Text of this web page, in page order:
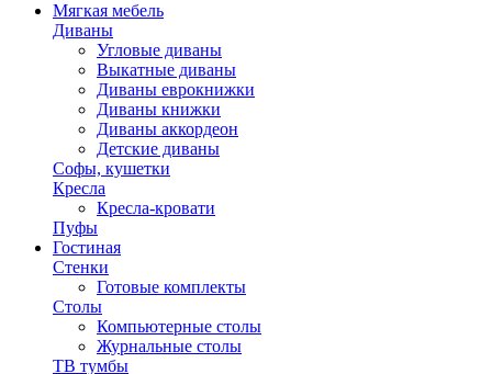
Мягкая мебель
Диваны
Угловые диваны
Выкатные диваны
Диваны еврокнижки
Диваны книжки
Диваны аккордеон
Детские диваны
Софы, кушетки
Кресла
Кресла-кровати
Пуфы
Гостиная
Стенки
Готовые комплекты
Столы
Компьютерные столы
Журнальные столы
ТВ тумбы